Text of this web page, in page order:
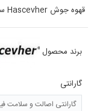
قهوه جوش Hascevher سایز 6 مسی بدنه مسی و دسته چوبی دارد.
برند محصول
گارانتی
گارانتی اصالت و سلامت